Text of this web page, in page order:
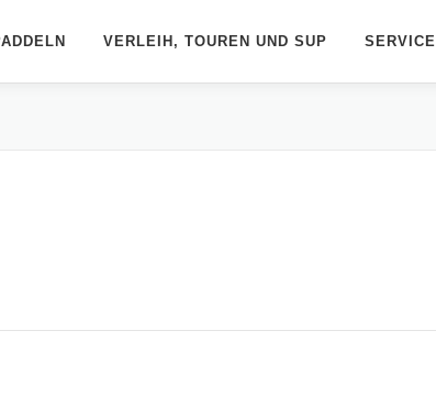
VERLEIH, TOUREN UND SUP SERVICE